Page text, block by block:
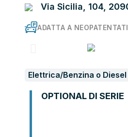
Via Sicilia, 104,
ADATTA A NEOPATENTATI
Elettrica/Benzina o
OPTIONAL DI SERIE